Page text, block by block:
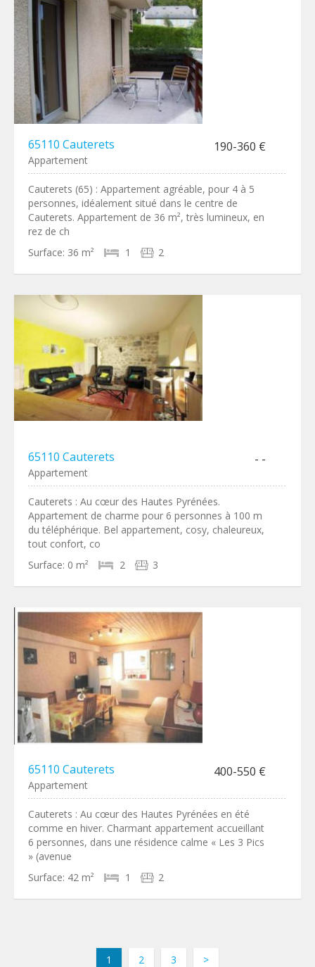
65110 Cauterets 190-360 €
Appartement
Cauterets (65) : Appartement agréable, pour 4 à 5
personnes, idéalement situé dans le centre de
Cauterets. Appartement de 36 m², très lumineux, en
rez de ch
Surface: 36 m² 1 2
65110 Cauterets - -
Appartement
Cauterets : Au cœur des Hautes Pyrénées.
Appartement de charme pour 6 personnes à 100 m
du téléphérique. Bel appartement, cosy, chaleureux,
tout confort, co
Surface: 0 m² 2 3
65110 Cauterets 400-550 €
Appartement
Cauterets : Au cœur des Hautes Pyrénées en été
comme en hiver. Charmant appartement accueillant
6 personnes, dans une résidence calme « Les 3 Pics
» (avenue
Surface: 42 m² 1 2
1 2 3 >